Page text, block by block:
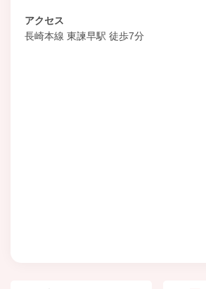
アクセス
長崎本線 東諫早駅 徒歩7分